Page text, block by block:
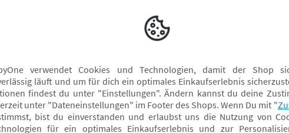
Ärmellätzchen
Lätzchen mit Auffangschale